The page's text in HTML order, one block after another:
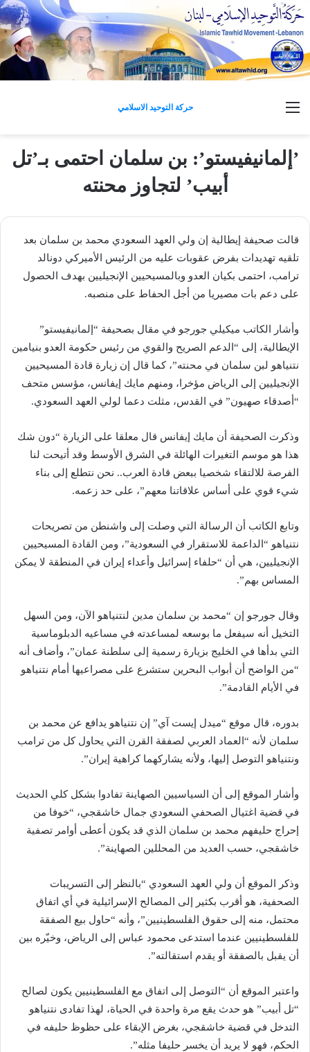
حركة التوحيد الاسلامي
’إلمانيفيستو’: بن سلمان احتمى بـ’تل
أبيب’ لتجاوز محنته
قالت صحيفة إيطالية إن ولي العهد السعودي محمد بن سلمان بعد
تلقيه تهديدات بفرض عقوبات عليه من الرئيس الأميركي دونالد
ترامب، احتمى بكيان العدو وبالمسيحيين الإنجيليين بهدف الحصول
على دعم بات مصيريا من أجل الحفاط على منصبه.
وأشار الكاتب ميكيلي جورجو في مقال بصحيفة “إلمانيفيستو”
الإيطالية، إلى “الدعم الصريح والقوي من رئيس حكومة العدو بنيامين
نتنياهو لبن سلمان في محنته”، كما قال إن زيارة قادة المسيحيين
الإنجيليين إلى الرياض مؤخرا، ومنهم مايك إيفانس، مؤسس متحف
“أصدقاء صهيون” في القدس، مثلت دعما لولي العهد السعودي.
وذكرت الصحيفة أن مايك إيفانس قال معلقا على الزيارة “دون شك
هذا هو موسم التغيرات الهائلة في الشرق الأوسط وقد أتيحت لنا
الفرصة للالتقاء شخصيا ببعض قادة العرب.. نحن نتطلع إلى بناء
شيء قوي على أساس علاقاتنا معهم”، على حد زعمه.
وتابع الكاتب أن الرسالة التي وصلت إلى واشنطن من تصريحات
نتنياهو “الداعمة للاستقرار في السعودية”، ومن القادة المسيحيين
الإنجيليين، هي أن “حلفاء إسرائيل وأعداء إيران في المنطقة لا يمكن
المساس بهم”.
وقال جورجو إن “محمد بن سلمان مدين لنتنياهو الآن، ومن السهل
التخيل أنه سيفعل ما بوسعه لمساعدته في مساعيه الدبلوماسية
التي بدأها في الخليج بزيارة رسمية إلى سلطنة عمان”، وأضاف أنه
“من الواضح أن أبواب البحرين ستشرع على مصراعيها أمام نتنياهو
في الأيام القادمة”.
بدوره، قال موقع “ميدل إيست آي” إن نتنياهو يدافع عن محمد بن
سلمان لأنه “العماد العربي لصفقة القرن التي يحاول كل من ترامب
ونتنياهو التوصل إليها، ولأنه يشاركهما كراهية إيران”.
وأشار الموقع إلى أن السياسيين الصهاينة تفادوا بشكل كلي الحديث
في قضية اغتيال الصحفي السعودي جمال خاشقجي، “خوفا من
إحراج حليفهم محمد بن سلمان الذي قد يكون أعطى أوامر تصفية
خاشقجي، حسب العديد من المحللين الصهاينة”.
وذكر الموقع أن ولي العهد السعودي “بالنظر إلى التسريبات
الصحفية، هو أقرب بكثير إلى المصالح الإسرائيلية في أي اتفاق
محتمل، منه إلى حقوق الفلسطينيين”، وأنه “حاول بيع الصفقة
للفلسطينيين عندما استدعى محمود عباس إلى الرياض، وخيّره بين
أن يقبل بالصفقة أو يقدم استقالته”.
واعتبر الموقع أن “التوصل إلى اتفاق مع الفلسطينيين يكون لصالح
“تل أبيب” هو حدث يقع مرة واحدة في الحياة، لهذا تفادى نتنياهو
التدخل في قضية خاشقجي، بغرض الإبقاء على حظوظ حليفه في
الحكم، فهو لا يريد أن يخسر حليفا مثله”.